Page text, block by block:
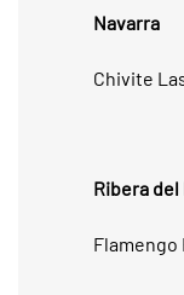
Navarra
Chivite
Ribera del
Flamengo